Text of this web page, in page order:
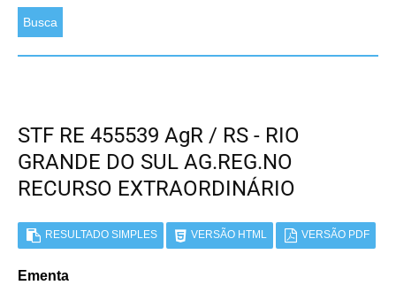
Busca
STF RE 455539 AgR / RS - RIO
GRANDE DO SUL AG.REG.NO
RECURSO EXTRAORDINÁRIO
RESULTADO SIMPLES VERSÃO HTML VERSÃO PDF
Ementa